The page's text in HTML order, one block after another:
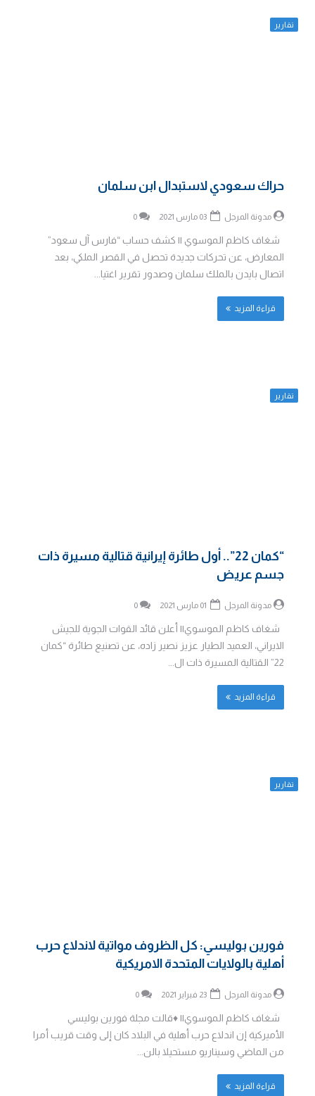
تقارير
حراك سعودي لاستبدال ابن سلمان
مدونة المرجل 0
شغاف كاظم الموسوي || كشف حساب “فارس آل سعود”
المعارض، عن تحركات جديدة تحصل في القصر الملكي، بعد
اتصال بايدن بالملك سلمان وصدور تقرير اغتيا...
قراءة المزيد
تقارير
“كمان 22”.. أول طائرة إيرانية قتالية مسيرة ذات
جسم عريض
مدونة المرجل 0
شغاف كاظم الموسوي|| أعلن قائد القوات الجوية للجيش
الايراني، العميد الطيار عزيز نصير زاده، عن تصنيع طائرة “كمان
22” القتالية المسيرة ذات ال...
قراءة المزيد
تقارير
فورين بوليسي: كل الظروف مواتية لاندلاع حرب
أهلية بالولايات المتحدة الامريكية
مدونة المرجل 0
شغاف كاظم الموسوي|| ♦️قالت مجلة فورين بوليسي
الأميركية إن اندلاع حرب أهلية في البلاد كان إلى وقت قريب أمرا
من الماضي وسيناريو مستحيلا بالن...
قراءة المزيد